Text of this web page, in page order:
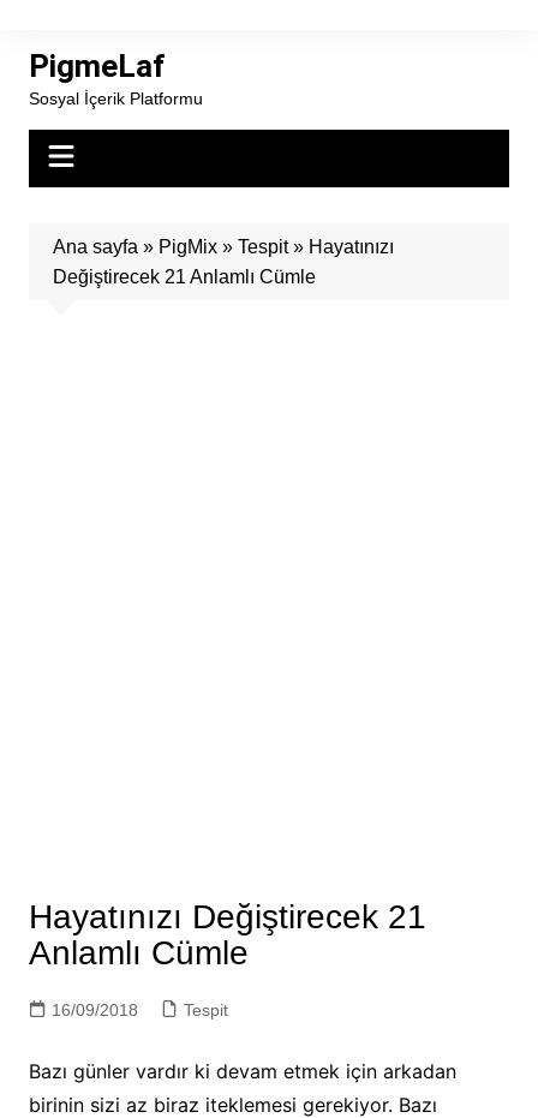
contentPigmeLaf
Sosyal İçerik Platformu
Ana sayfa » PigMix» Tespit» Hayatınızı
Değiştirecek 21 Anlamlı Cümle
Hayatınızı Değiştirecek 21
Anlamlı Cümle
16/09/2018 Tespit
Bazı günler vardır ki devam etmek için arkadan
birinin sizi az biraz iteklemesi gerekiyor. Bazı